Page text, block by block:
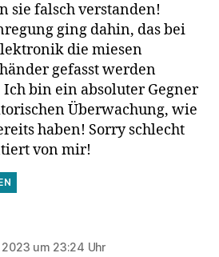
sie falsch verstanden!
ging dahin, das bei
die miesen
gefasst werden
bin ein absoluter Gegner
Überwachung, wie
haben! Sorry schlecht
von mir!
um 23:24 Uhr